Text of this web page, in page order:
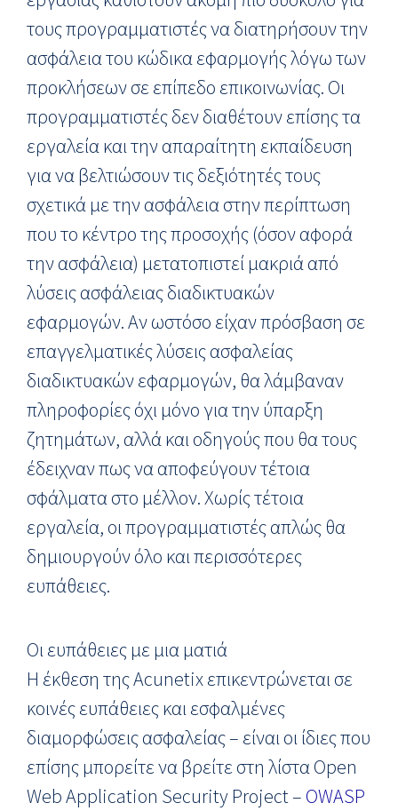
τους προγραμματιστές να διατηρήσουν την
ασφάλεια του κώδικα εφαρμογής λόγω των
προκλήσεων σε επίπεδο επικοινωνίας. Οι
προγραμματιστές δεν διαθέτουν επίσης τα
εργαλεία και την απαραίτητη εκπαίδευση
για να βελτιώσουν τις δεξιότητές τους
σχετικά με την ασφάλεια στην περίπτωση
που το κέντρο της προσοχής (όσον αφορά
την ασφάλεια) μετατοπιστεί μακριά από
λύσεις ασφάλειας διαδικτυακών
εφαρμογών. Αν ωστόσο είχαν πρόσβαση σε
επαγγελματικές λύσεις ασφαλείας
διαδικτυακών εφαρμογών, θα λάμβαναν
πληροφορίες όχι μόνο για την ύπαρξη
ζητημάτων, αλλά και οδηγούς που θα τους
έδειχναν πως να αποφεύγουν τέτοια
σφάλματα στο μέλλον. Χωρίς τέτοια
εργαλεία, οι προγραμματιστές απλώς θα
δημιουργούν όλο και περισσότερες
ευπάθειες.
Οι ευπάθειες με μια ματιά
Η έκθεση της Acunetix επικεντρώνεται σε
κοινές ευπάθειες και εσφαλμένες
διαμορφώσεις ασφαλείας – είναι οι ίδιες που
επίσης μπορείτε να βρείτε στη λίστα Open
Web Application Security Project – OWASP